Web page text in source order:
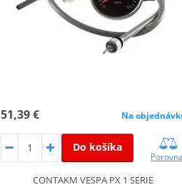
51,39 € Na
Do košíka
CONTAKM VESPA PX 1 SERIE